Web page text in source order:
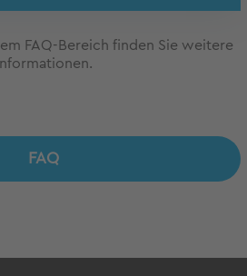
FAQ-Bereich finden Sie weitere
Informationen.
FAQ